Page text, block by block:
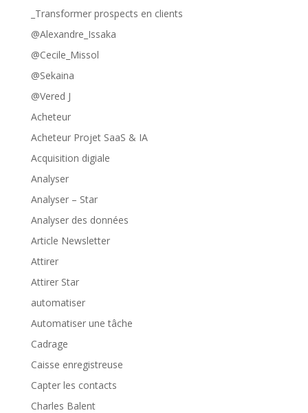
_Transformer prospects en clients
@Alexandre_Issaka
@Cecile_Missol
@Sekaina
@Vered J
Acheteur
Acheteur Projet SaaS & IA
Acquisition digiale
Analyser
Analyser – Star
Analyser des données
Article Newsletter
Attirer
Attirer Star
automatiser
Automatiser une tâche
Cadrage
Caisse enregistreuse
Capter les contacts
Charles Balent